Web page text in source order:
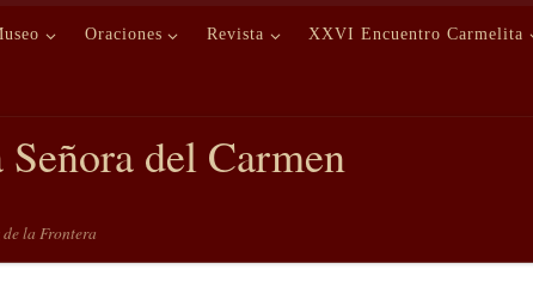
Oraciones Revista XXVI Encuentro Carmelita
del Carmen
la Frontera